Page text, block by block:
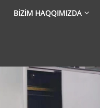
BIZIM HAQQIMIZDA